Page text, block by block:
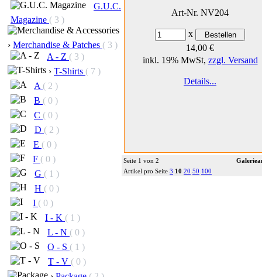
G.U.C.
Magazine ( 3 )
› Merchandise & Patches ( 3 )
A - Z ( 3 )
› T-Shirts ( 7 )
A ( 2 )
B ( 0 )
C ( 0 )
D ( 2 )
E ( 0 )
F ( 0 )
G ( 1 )
H ( 0 )
I ( 0 )
I - K ( 1 )
L - N ( 0 )
O - S ( 1 )
T - V ( 0 )
Art-Nr. NV204
x
14,00 €
inkl. 19% MwSt, zzgl. Versand
Details...
Seite 1 von 2
Artikel pro Seite 3 10 20 50 100